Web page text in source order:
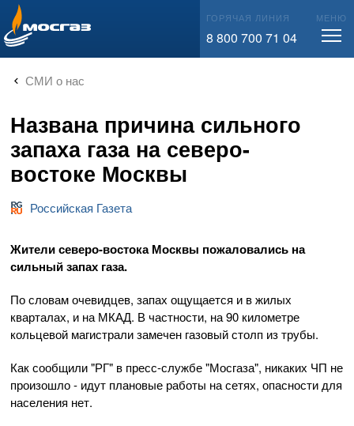
info@mos-gaz.ru ГОРЯЧАЯ ЛИНИЯ
8 800 700 71 04
МЕНЮ
СМИ о нас
Названа причина сильного
запаха газа на северо-
востоке Москвы
Российская Газета
Жители северо-востока Москвы пожаловались на
сильный запах газа.
По словам очевидцев, запах ощущается и в жилых
кварталах, и на МКАД. В частности, на 90 километре
кольцевой магистрали замечен газовый столп из трубы.
Как сообщили "РГ" в пресс-службе "Мосгаза", никаких ЧП не
произошло - идут плановые работы на сетях, опасности для
населения нет.